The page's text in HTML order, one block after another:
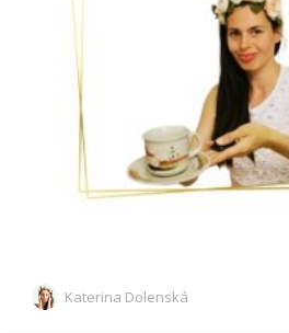
Katerina Dolenská